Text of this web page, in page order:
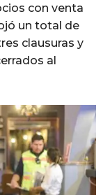
con venta
un total de
clausuras y
al